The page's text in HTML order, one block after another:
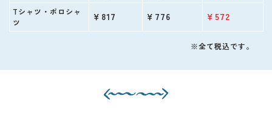
Tシャツ・ポロシャ
ツ
￥817 ￥776 ￥572
※全て税込です。